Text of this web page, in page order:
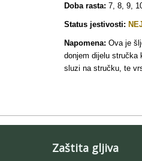
Doba rasta: 7, 8, 9,
Status jestivosti:
Napomena: Ova je
donjem dijelu stručka
sluzi na stručku, te
Zaštita gljiva